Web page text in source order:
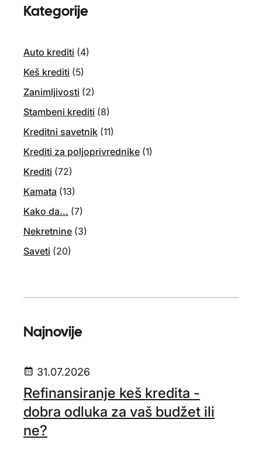
Kategorije
Auto krediti (4)
Keš krediti (5)
Zanimljivosti (2)
Stambeni krediti (8)
Kreditni savetnik (11)
Krediti za poljoprivrednike (1)
Krediti (72)
Kamata (13)
Kako da... (7)
Nekretnine (3)
Saveti (20)
Najnovije
31.07.2026
Refinansiranje keš kredita -
dobra odluka za vaš budžet ili
ne?